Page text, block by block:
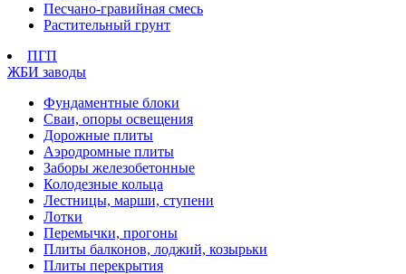
Песчано-гравийная смесь
Растительный грунт
ПГП
ЖБИ заводы
Фундаментные блоки
Сваи, опоры освещения
Дорожные плиты
Аэродромные плиты
Заборы железобетонные
Колодезные кольца
Лестницы, марши, ступени
Лотки
Перемычки, прогоны
Плиты балконов, лоджий, козырьки
Плиты перекрытия